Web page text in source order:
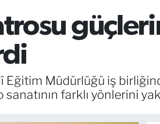
Eğitim Müdürlüğü iş
farklı yönlerini